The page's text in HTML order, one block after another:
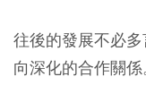
往後的發展不必
向深化的合作關係